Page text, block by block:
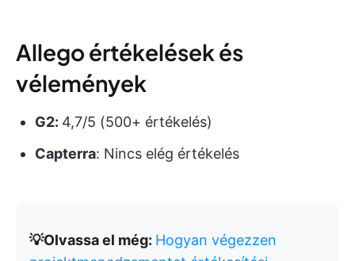
Allego értékelések és
vélemények
G2: 4,7/5 (500+ értékelés)
Capterra: Nincs elég értékelés
💡Olvassa el még: Hogyan végezzen